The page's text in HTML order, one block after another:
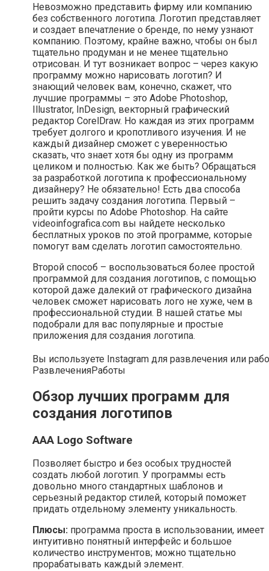
Невозможно представить фирму или компанию
без собственного логотипа. Логотип представляет
и создает впечатление о бренде, по нему узнают
компанию. Поэтому, крайне важно, чтобы он был
тщательно продуман и не менее тщательно
отрисован. И тут возникает вопрос – через какую
программу можно нарисовать логотип? И
знающий человек вам, конечно, скажет, что
лучшие программы – это Adobe Photoshop,
Illustrator, InDesign, векторный графический
редактор CorelDraw. Но каждая из этих программ
требует долгого и кропотливого изучения. И не
каждый дизайнер сможет с уверенностью
сказать, что знает хотя бы одну из программ
целиком и полностью. Как же быть? Обращаться
за разработкой логотипа к профессиональному
дизайнеру? Не обязательно! Есть два способа
решить задачу создания логотипа. Первый –
пройти курсы по Adobe Photoshop. На сайте
videoinfografica.com вы найдете несколько
бесплатных уроков по этой программе, которые
помогут вам сделать логотип самостоятельно.
Второй способ – воспользоваться более простой
программой для создания логотипов, с помощью
которой даже далекий от графического дизайна
человек сможет нарисовать лого не хуже, чем в
профессиональной студии. В нашей статье мы
подобрали для вас популярные и простые
приложения для создания логотипа.
Вы используете Instagram для развлечения или
РазвлеченияРаботы
Обзор лучших программ для
создания логотипов
AAA Logo Software
Позволяет быстро и без особых трудностей
создать любой логотип. У программы есть
довольно много стандартных шаблонов и
серьезный редактор стилей, который поможет
придать отдельному элементу уникальность.
Плюсы: программа проста в использовании, имеет
интуитивно понятный интерфейс и большое
количество инструментов; можно тщательно
прорабатывать каждый элемент.